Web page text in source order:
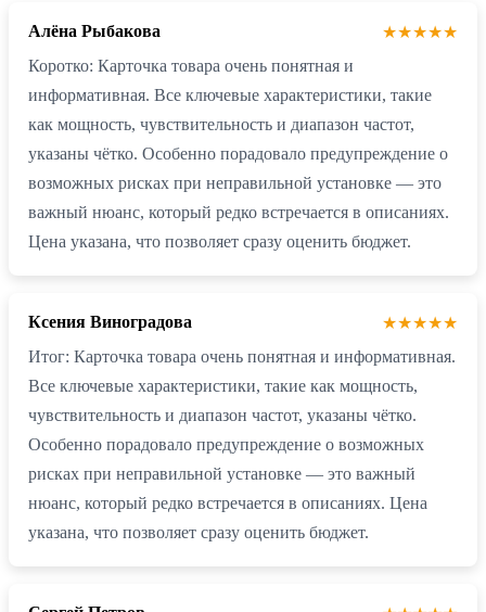
Алёна Рыбакова
★★★★★
Коротко: Карточка товара очень понятная и
информативная. Все ключевые характеристики, такие
как мощность, чувствительность и диапазон частот,
указаны чётко. Особенно порадовало предупреждение о
возможных рисках при неправильной установке — это
важный нюанс, который редко встречается в описаниях.
Цена указана, что позволяет сразу оценить бюджет.
Ксения Виноградова
★★★★★
Итог: Карточка товара очень понятная и информативная.
Все ключевые характеристики, такие как мощность,
чувствительность и диапазон частот, указаны чётко.
Особенно порадовало предупреждение о возможных
рисках при неправильной установке — это важный
нюанс, который редко встречается в описаниях. Цена
указана, что позволяет сразу оценить бюджет.